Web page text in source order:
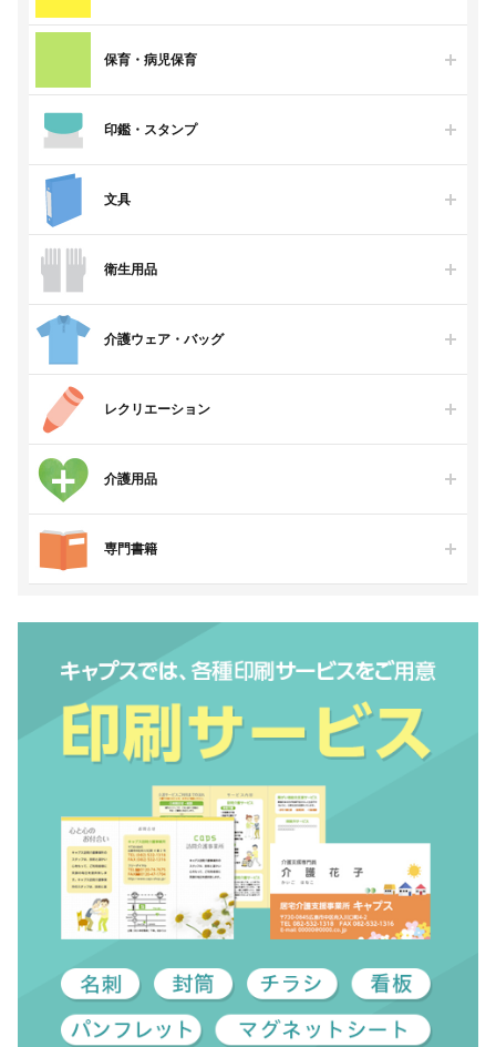
保育・病児保育
印鑑・スタンプ
文具
衛生用品
介護ウェア・バッグ
レクリエーション
介護用品
専門書籍